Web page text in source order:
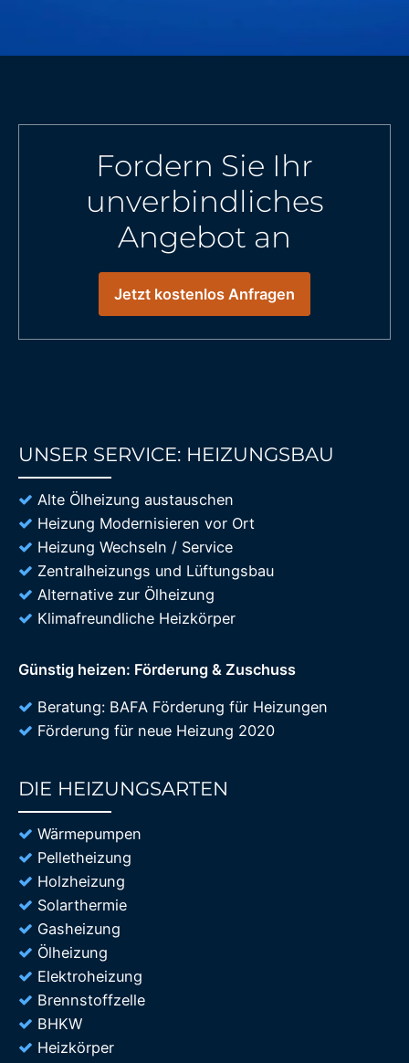
Fordern Sie Ihr
unverbindliches
Angebot an
Jetzt kostenlos Anfragen
UNSER SERVICE: HEIZUNGSBAU
Alte Ölheizung austauschen
Heizung Modernisieren vor Ort
Heizung Wechseln / Service
Zentralheizungs und Lüftungsbau
Alternative zur Ölheizung
Klimafreundliche Heizkörper
Günstig heizen: Förderung & Zuschuss
Beratung: BAFA Förderung für Heizungen
Förderung für neue Heizung 2020
DIE HEIZUNGSARTEN
Wärmepumpen
Pelletheizung
Holzheizung
Solarthermie
Gasheizung
Ölheizung
Elektroheizung
Brennstoffzelle
BHKW
Heizkörper